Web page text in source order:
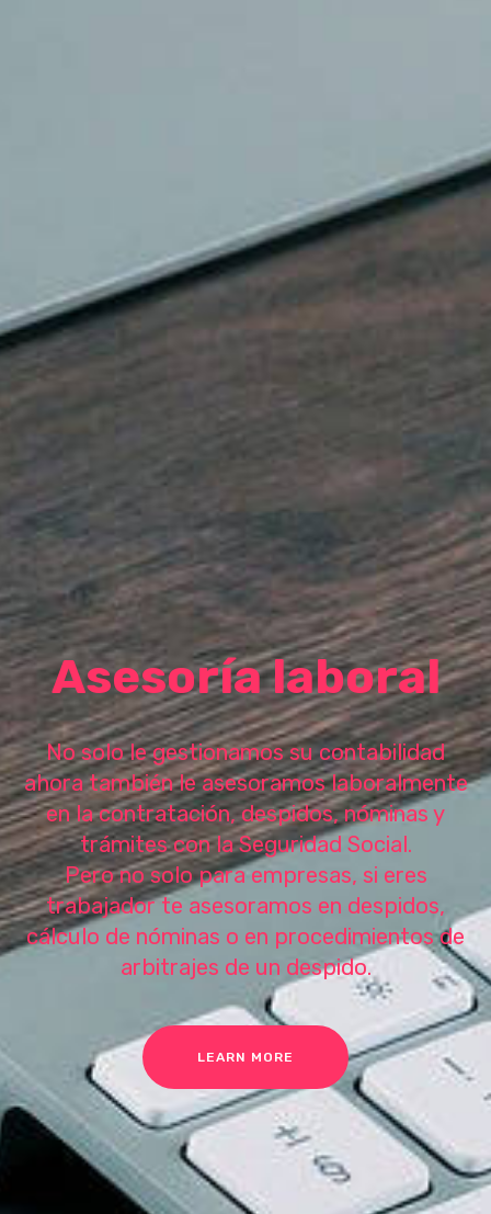
Asesoría laboral
No solo le gestionamos su contabilidad
ahora también le asesoramos laboralmente
en la contratación, despidos, nóminas y
trámites con la Seguridad Social.
Pero no solo para empresas, si eres
trabajador te asesoramos en despidos,
cálculo de nóminas o en procedimientos de
arbitrajes de un despido.
LEARN MORE